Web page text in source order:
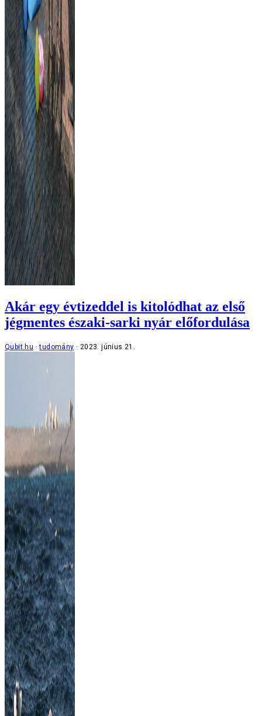
Akár egy évtizeddel is kitolódhat az első
jégmentes északi-sarki nyár előfordulása
Qubit.hu tudomány 2023. június 21.